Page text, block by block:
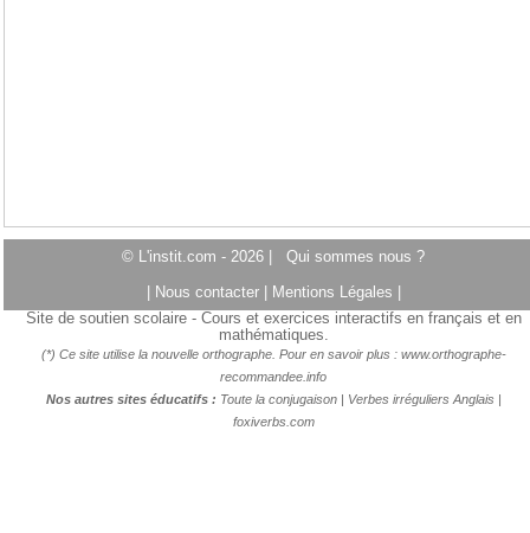
© L'instit.com - 2026 | Qui sommes nous ?
Nous contacter Mentions Légales
Site de soutien scolaire - Cours et exercices interactifs en français et en
mathématiques.
(*) Ce site utilise la nouvelle orthographe. Pour en savoir plus : www.orthographe-
recommandee.info
Nos autres sites éducatifs : Toute la conjugaison| Verbes irréguliers Anglais
foxiverbs.com